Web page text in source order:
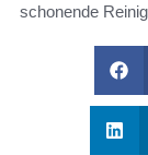
schonende